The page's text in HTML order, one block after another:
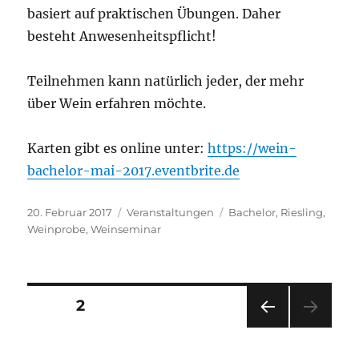
basiert auf praktischen Übungen. Daher
besteht Anwesenheitspflicht!
Teilnehmen kann natürlich jeder, der mehr
über Wein erfahren möchte.
Karten gibt es online unter:https://wein-
bachelor-mai-2017.eventbrite.de
Veröffentlicht
am
20. Februar 2017 Kategorien
Veranstaltungen Schlagwörter
Bachelor, Riesling,
Weinprobe,Weinseminar
Seitennummerierung
SEITE2